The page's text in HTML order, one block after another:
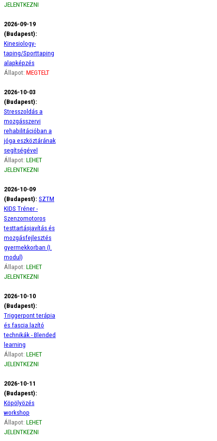
JELENTKEZNI
2026-09-19
(Budapest):
Kinesiology-
taping/Sporttaping
alapképzés
Állapot: MEGTELT
2026-10-03
(Budapest):
Stresszoldás a
mozgásszervi
rehabilitációban a
jóga eszköztárának
segítségével
Állapot: LEHET
JELENTKEZNI
2026-10-09
(Budapest): SZTM
KIDS Tréner -
Szenzomotoros
testtartásjavítás és
mozgásfejlesztés
gyermekkorban (I.
modul)
Állapot: LEHET
JELENTKEZNI
2026-10-10
(Budapest):
Triggerpont terápia
és fascia lazító
technikák - Blended
learning
Állapot: LEHET
JELENTKEZNI
2026-10-11
(Budapest):
Köpölyözés
workshop
Állapot: LEHET
JELENTKEZNI